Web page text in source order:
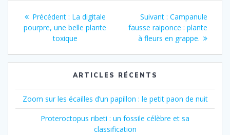
Navigation
de
l’article
Précédent : Article
précédent
:
La digitale
pourpre, une belle plante
toxique
Suivant : Article
suivant
:
Campanule
fausse raiponce : plante
à fleurs en grappe.
ARTICLES RÉCENTS
Zoom sur les écailles d’un papillon : le petit paon de nuit
Proteroctopus ribeti : un fossile célèbre et sa
classification